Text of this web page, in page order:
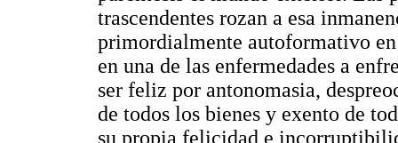
trascendentes rozan a esa
primordialmente autoformativo
en una de las enfermedades a
ser feliz por antonomasia,
de todos los bienes y exento de
su propia felicidad e